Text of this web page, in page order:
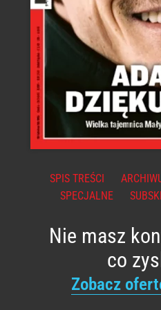
SPIS TREŚCI
SPECJALNE
Nie masz
co
Zobacz